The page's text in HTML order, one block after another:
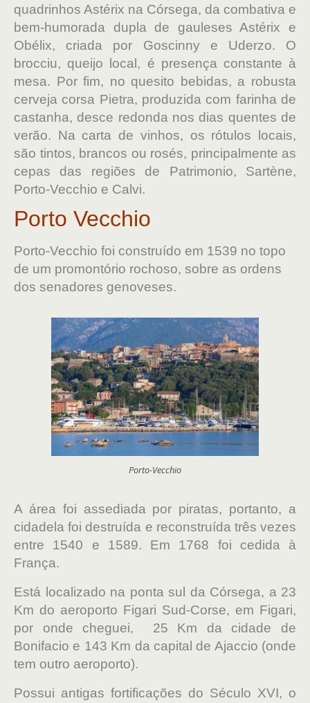
quadrinhos Astérix na Córsega, da combativa e
bem-humorada dupla de gauleses Astérix e
Obélix, criada por Goscinny e Uderzo. O
brocciu, queijo local, é presença constante à
mesa. Por fim, no quesito bebidas, a robusta
cerveja corsa Pietra, produzida com farinha de
castanha, desce redonda nos dias quentes de
verão. Na carta de vinhos, os rótulos locais,
são tintos, brancos ou rosés, principalmente as
cepas das regiões de Patrimonio, Sartène,
Porto-Vecchio e Calvi.
Porto Vecchio
Porto-Vecchio foi construído em 1539 no topo
de um promontório rochoso, sobre as ordens
dos senadores genoveses.
Porto-Vecchio
A área foi assediada por piratas, portanto, a
cidadela foi destruída e reconstruída três vezes
entre 1540 e 1589. Em 1768 foi cedida à
França.
Está localizado na ponta sul da Córsega, a 23
Km do aeroporto Figari Sud-Corse, em Figari,
por onde cheguei, 25 Km da cidade de
Bonifacio e 143 Km da capital de Ajaccio (onde
tem outro aeroporto).
Possui antigas fortificações do Século XVI, o